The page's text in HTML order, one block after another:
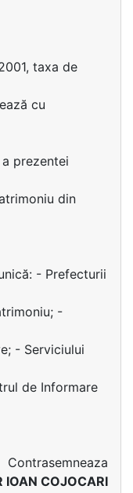
taxa de
cu
prezentei
din
- Prefecturii
-
- Serviciului
de Informare
Contrasemneaza
IOAN COJOCARI